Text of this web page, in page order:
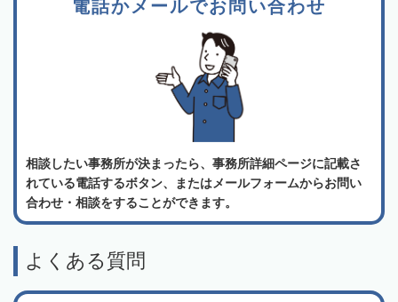
電話かメールでお問い合わせ
相談したい事務所が決まったら、事務所詳細ページに記載さ
れている電話するボタン、またはメールフォームからお問い
合わせ・相談をすることができます。
よくある質問